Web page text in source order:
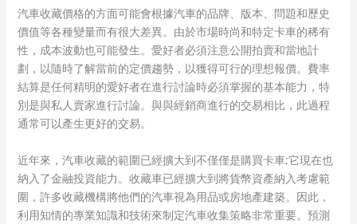
汽車收藏價格的方面可能會根據汽車的品牌、版本、問題和歷史
價值等各種變量而有很大差異。由於市場時尚和特定卡車的稀有
性，成本波動也可能發生。愛好者必須注意公開拍賣和當地計
劃，以隨時了解當前的定價趨勢，以獲得可行的理想報價。費率
結算是任何精明的愛好者在進行討論時必須掌握的基本能力，特
別是與私人賣家進行討論。與與經銷商進行的交易相比，此過程
通常可以產生更好的交易。
近年來，汽車收藏的範圍已經擴大到不僅僅是購買卡車;它現在也
納入了金融投資能力。收藏車已經擴大到將貨幣資產納入考慮範
圍，許多收藏機構將他們的汽車視為用品或房地產建築。因此，
利用知情的專業知識和技術來制定汽車收集策略非常重要。預測